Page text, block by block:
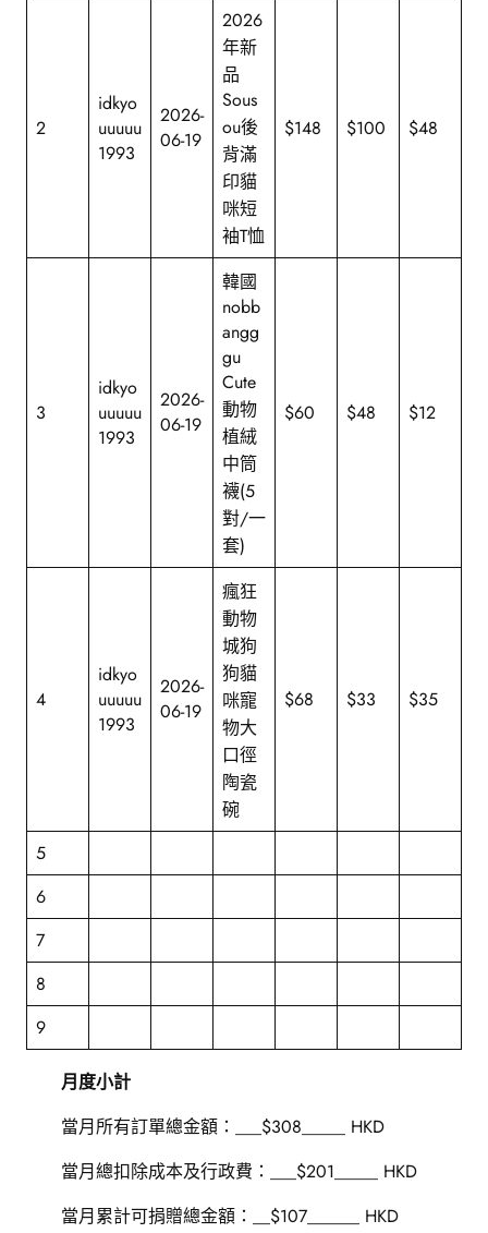
2
idkyo
uuuuu
1993
2026-
06-19
2026
年新
品
Sous
ou後
背滿
印貓
咪短
袖T恤
$148 $100 $48
3
idkyo
uuuuu
1993
2026-
06-19
韓國
nobb
angg
gu
Cute
動物
植絨
中筒
襪(5
對/一
套)
$60 $48 $12
4
idkyo
uuuuu
1993
2026-
06-19
瘋狂
動物
城狗
狗貓
咪寵
物大
口徑
陶瓷
碗
$68 $33 $35
5
6
7
8
9
月度小計
當月所有訂單總金額：___$308_____ HKD
當月總扣除成本及行政費：___$201_____ HKD
當月累計可捐贈總金額：__$107______ HKD